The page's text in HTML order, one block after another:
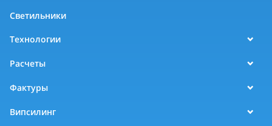
Светильники
Технологии
Расчеты
Фактуры
Випсилинг